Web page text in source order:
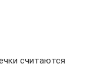
считаются